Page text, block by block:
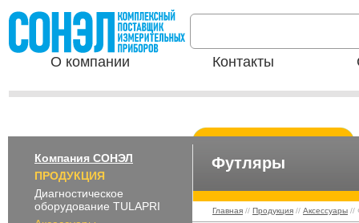
О компании Контакты
Компания СОНЭЛ
ПРОДУКЦИЯ
Диагностическое
оборудование TULAPRI
Футляры
Главная // Продукция // Аксессуары //